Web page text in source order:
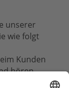
unserer
wie folgt
Kunden
hören